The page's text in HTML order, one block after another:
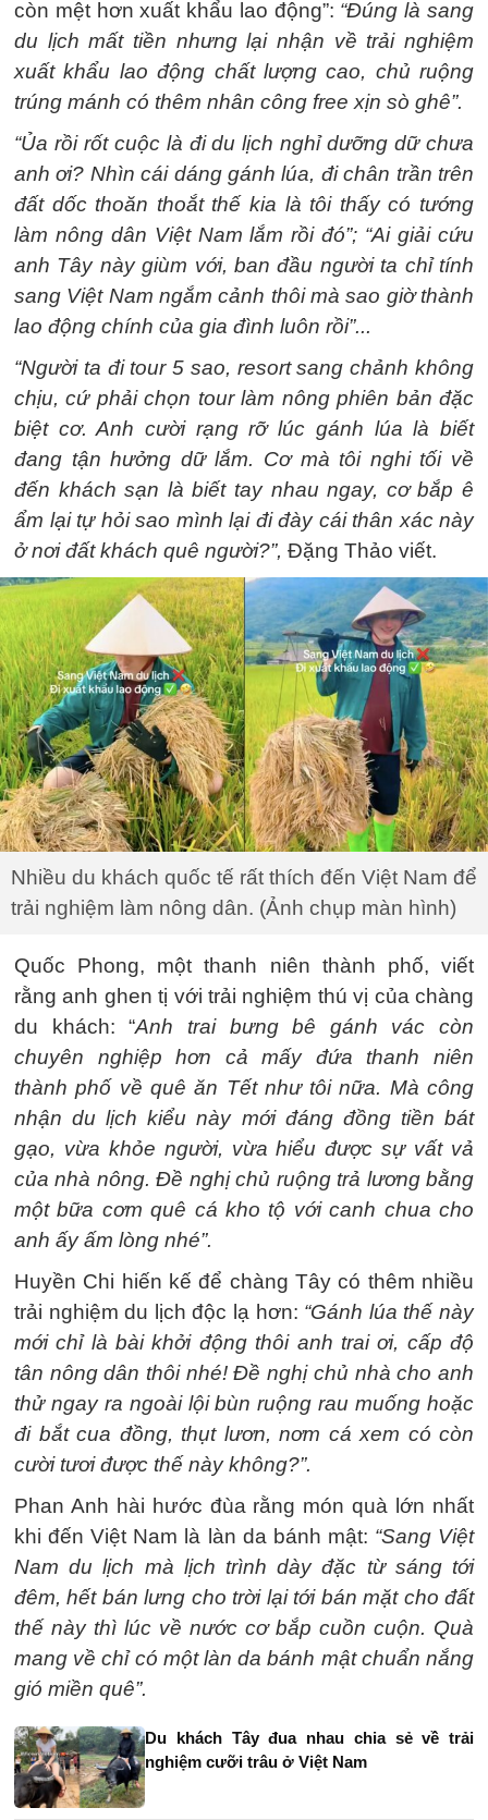
còn mệt hơn xuất khẩu lao động”: “Đúng là sang
du lịch mất tiền nhưng lại nhận về trải nghiệm
xuất khẩu lao động chất lượng cao, chủ ruộng
trúng mánh có thêm nhân công free xịn sò ghê”.
“Ủa rồi rốt cuộc là đi du lịch nghỉ dưỡng dữ chưa
anh ơi? Nhìn cái dáng gánh lúa, đi chân trần trên
đất dốc thoăn thoắt thế kia là tôi thấy có tướng
làm nông dân Việt Nam lắm rồi đó”; “Ai giải cứu
anh Tây này giùm với, ban đầu người ta chỉ tính
sang Việt Nam ngắm cảnh thôi mà sao giờ thành
lao động chính của gia đình luôn rồi”...
“Người ta đi tour 5 sao, resort sang chảnh không
chịu, cứ phải chọn tour làm nông phiên bản đặc
biệt cơ. Anh cười rạng rỡ lúc gánh lúa là biết
đang tận hưởng dữ lắm. Cơ mà tôi nghi tối về
đến khách sạn là biết tay nhau ngay, cơ bắp ê
ẩm lại tự hỏi sao mình lại đi đày cái thân xác này
ở nơi đất khách quê người?”, Đặng Thảo viết.
Nhiều du khách quốc tế rất thích đến Việt Nam để
trải nghiệm làm nông dân. (Ảnh chụp màn hình)
Quốc Phong, một thanh niên thành phố, viết
rằng anh ghen tị với trải nghiệm thú vị của chàng
du khách: “Anh trai bưng bê gánh vác còn
chuyên nghiệp hơn cả mấy đứa thanh niên
thành phố về quê ăn Tết như tôi nữa. Mà công
nhận du lịch kiểu này mới đáng đồng tiền bát
gạo, vừa khỏe người, vừa hiểu được sự vất vả
của nhà nông. Đề nghị chủ ruộng trả lương bằng
một bữa cơm quê cá kho tộ với canh chua cho
anh ấy ấm lòng nhé”.
Huyền Chi hiến kế để chàng Tây có thêm nhiều
trải nghiệm du lịch độc lạ hơn: “Gánh lúa thế này
mới chỉ là bài khởi động thôi anh trai ơi, cấp độ
tân nông dân thôi nhé! Đề nghị chủ nhà cho anh
thử ngay ra ngoài lội bùn ruộng rau muống hoặc
đi bắt cua đồng, thụt lươn, nơm cá xem có còn
cười tươi được thế này không?”.
Phan Anh hài hước đùa rằng món quà lớn nhất
khi đến Việt Nam là làn da bánh mật: “Sang Việt
Nam du lịch mà lịch trình dày đặc từ sáng tới
đêm, hết bán lưng cho trời lại tới bán mặt cho đất
thế này thì lúc về nước cơ bắp cuồn cuộn. Quà
mang về chỉ có một làn da bánh mật chuẩn nắng
gió miền quê”.
Du khách Tây đua nhau chia sẻ về trải
nghiệm cưỡi trâu ở Việt Nam